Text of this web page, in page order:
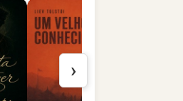
›